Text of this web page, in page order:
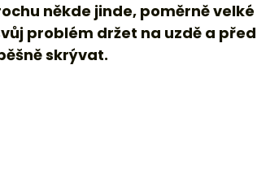
někde jinde, poměrně velké
problém držet na uzdě a před
skrývat.